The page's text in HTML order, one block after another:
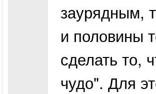
заурядным,
и половины
сделать то,
чудо". Для